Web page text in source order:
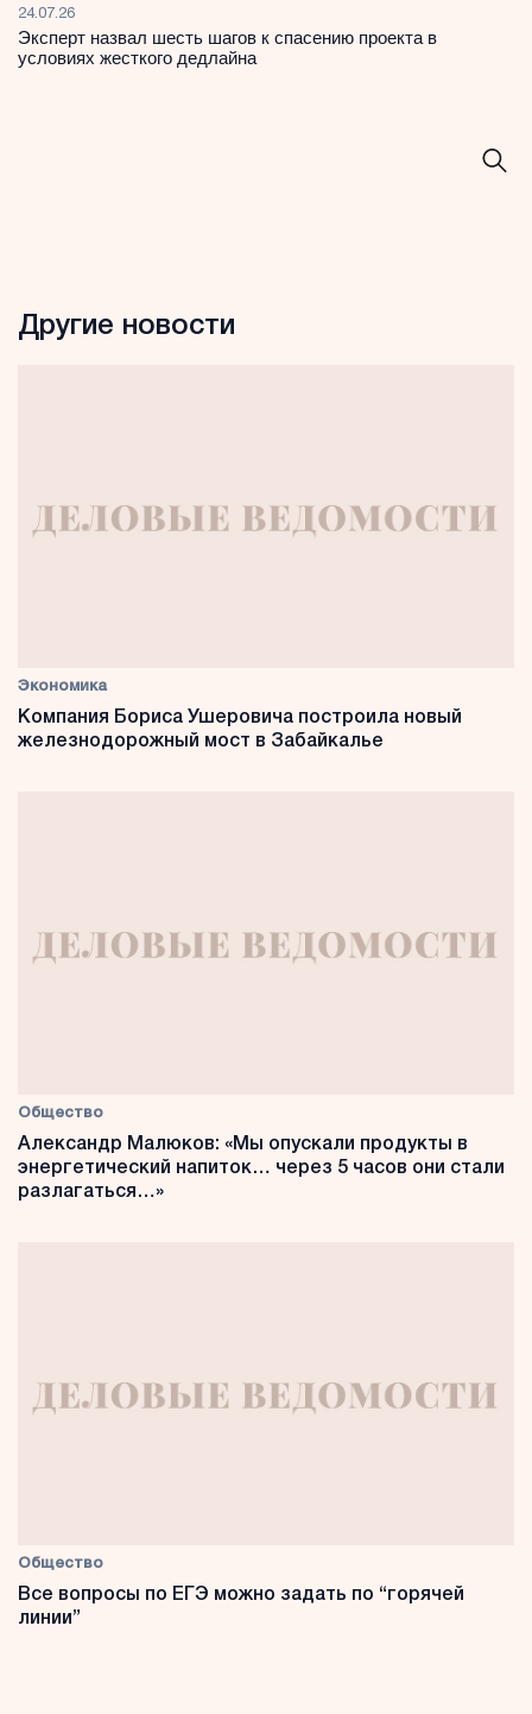
24.07.26
Эксперт назвал шесть шагов к спасению проекта в
условиях жесткого дедлайна
Другие новости
Экономика
Компания Бориса Ушеровича построила новый
железнодорожный мост в Забайкалье
Общество
Александр Малюков: «Мы опускали продукты в
энергетический напиток… через 5 часов они стали
разлагаться…»
Общество
Все вопросы по ЕГЭ можно задать по “горячей
линии”